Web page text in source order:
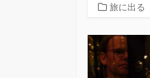
カ
ゴ
リ
ー
旅に出る